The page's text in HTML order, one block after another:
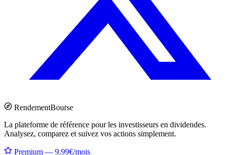
RendementBourse
La plateforme de référence pour les investisseurs en dividendes.
Analysez, comparez et suivez vos actions simplement.
Premium — 9.99€/mois